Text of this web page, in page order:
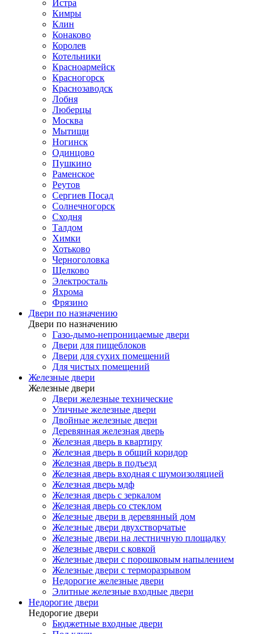
Истра
Кимры
Клин
Конаково
Королев
Котельники
Красноармейск
Красногорск
Краснозаводск
Лобня
Люберцы
Москва
Мытищи
Ногинск
Одинцово
Пушкино
Раменское
Реутов
Сергиев Посад
Солнечногорск
Сходня
Талдом
Химки
Хотьково
Черноголовка
Щелково
Электросталь
Яхрома
Фрязино
Двери по назначению
Двери по назначению
Газо-дымо-непроницаемые двери
Двери для пищеблоков
Двери для сухих помещений
Для чистых помещений
Железные двери
Железные двери
Двери железные технические
Уличные железные двери
Двойные железные двери
Деревянная железная дверь
Железная дверь в квартиру
Железная дверь в общий коридор
Железная дверь в подъезд
Железная дверь входная с шумоизоляцией
Железная дверь мдф
Железная дверь с зеркалом
Железная дверь со стеклом
Железные двери в деревянный дом
Железные двери двухстворчатые
Железные двери на лестничную площадку
Железные двери с ковкой
Железные двери с порошковым напылением
Железные двери с терморазрывом
Недорогие железные двери
Элитные железные входные двери
Недорогие двери
Недорогие двери
Бюджетные входные двери